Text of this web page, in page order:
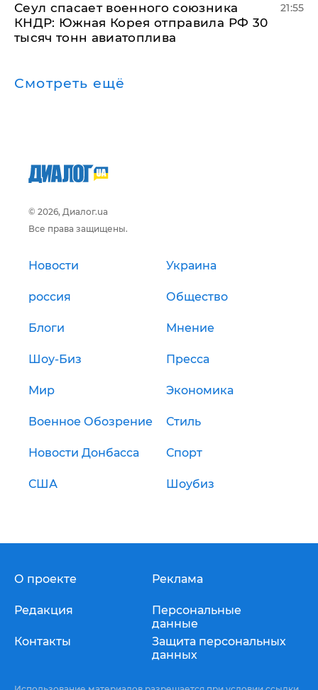
​Сеул спасает военного союзника
КНДР: Южная Корея отправила РФ 30
тысяч тонн авиатоплива
21:55
Смотреть ещё
© 2026, Диалог.ua
Все права защищены.
Новости Украина
россия Общество
Блоги Мнение
Шоу-Биз Пресса
Мир Экономика
Военное Обозрение Стиль
Новости Донбасса Спорт
США Шоубиз
О проекте
Редакция
Контакты
Реклама
Персональные
данные
Защита персональных
данных